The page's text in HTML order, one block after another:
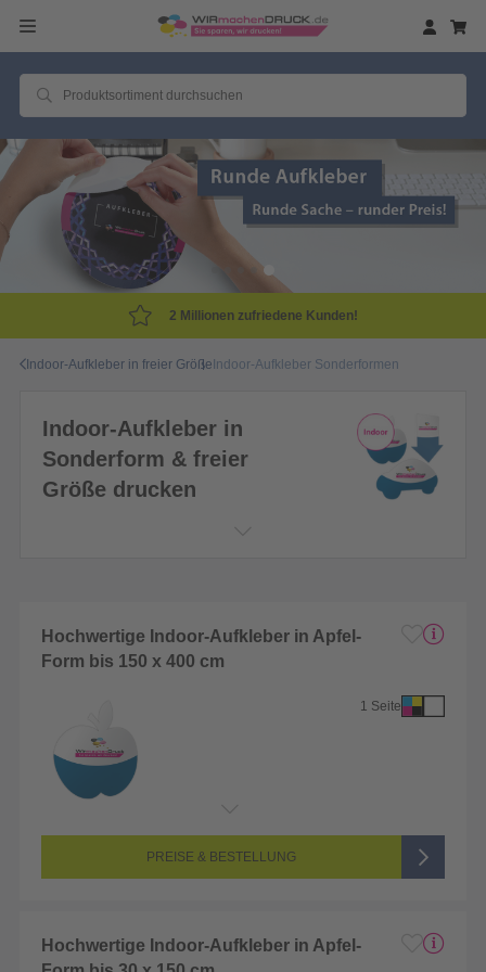
2 Millionen zufriedene Kunden!
Indoor-Aufkleber in freier GrößeIndoor-Aufkleber Sonderformen
Indoor-Aufkleber in
Sonderform & freier
Größe drucken
Hochwertige Indoor-Aufkleber in Apfel-
Form bis 150 x 400 cm
1 Seite
Seitenanzahl: 1-seitig (Vorderseite bedruckt, Rückseite unbedruckt)
4/0-farbig CMYK (vollfarbig bedruckt)
PREISE & BESTELLUNG
Hochwertige Indoor-Aufkleber in Apfel-